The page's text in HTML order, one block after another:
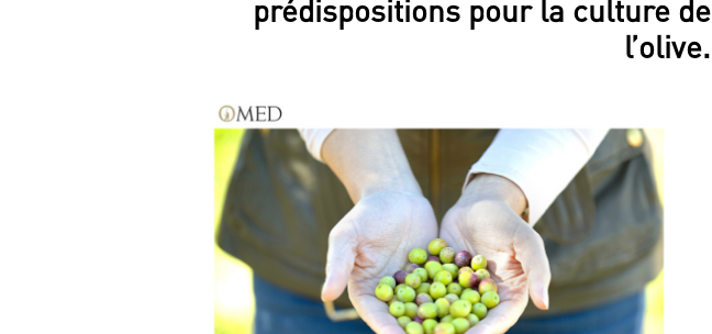
prédispositions pour la culture de
l’olive.